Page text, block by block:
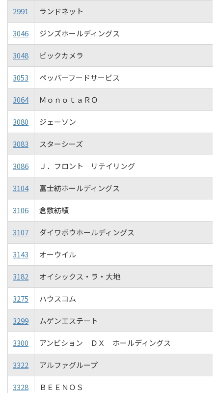
2991 ランドネット
3046 ジンズホールディングス
3048 ビックカメラ
3053 ペッパーフードサービス
3064 ＭｏｎｏｔａＲＯ
3080 ジェーソン
3083 スターシーズ
3086 Ｊ．フロント リテイリング
3104 富士紡ホールディングス
3106 倉敷紡績
3107 ダイワボウホールディングス
3143 オーウイル
3182 オイシックス・ラ・大地
3275 ハウスコム
3299 ムゲンエステート
3300 アンビション ＤＸ ホールディングス
3322 アルファグループ
3328 ＢＥＥＮＯＳ